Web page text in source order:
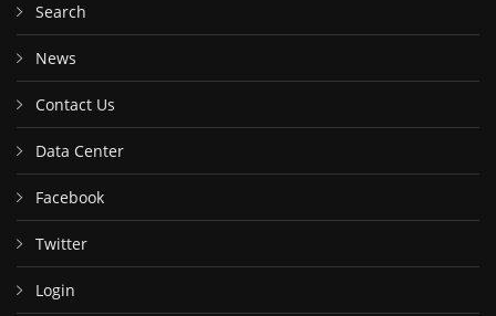
Search
News
Contact Us
Data Center
Facebook
Twitter
Login